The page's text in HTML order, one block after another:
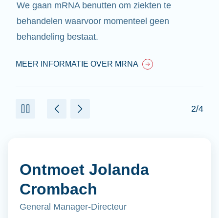
We gaan mRNA benutten om ziekten te
behandelen waarvoor momenteel geen
behandeling bestaat.
MEER INFORMATIE OVER MRNA
2/4
Ontmoet Jolanda
Crombach
General Manager-Directeur